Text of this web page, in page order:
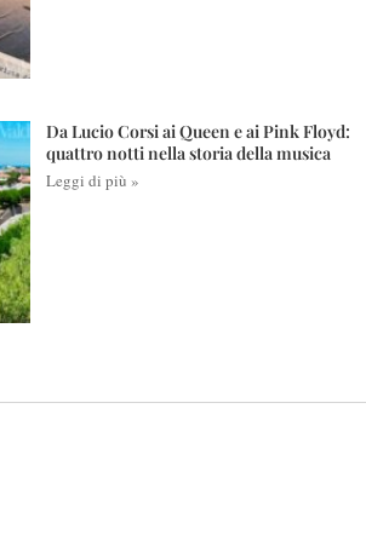
Da Lucio Corsi ai Queen e ai Pink Floyd:
quattro notti nella storia della musica
Leggi di più »